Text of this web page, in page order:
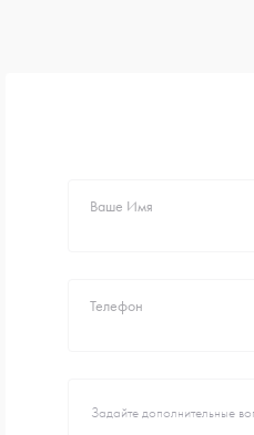
Ваше Имя
Телефон